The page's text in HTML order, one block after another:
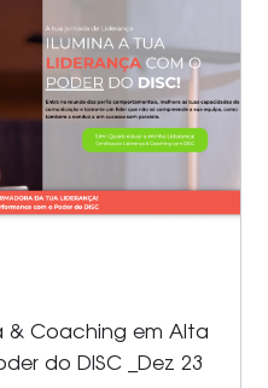
Coaching em Alta
o Poder do DISC _Dez 23